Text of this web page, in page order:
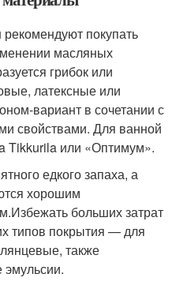
покупать
масляных
грибок или
латексные или
вариант в сочетании с
свойствами. Для ванной
Tikkurila или «Оптимум».
едкого запаха, а
хорошим
больших затрат
типов покрытия — для
также
эмульсии.